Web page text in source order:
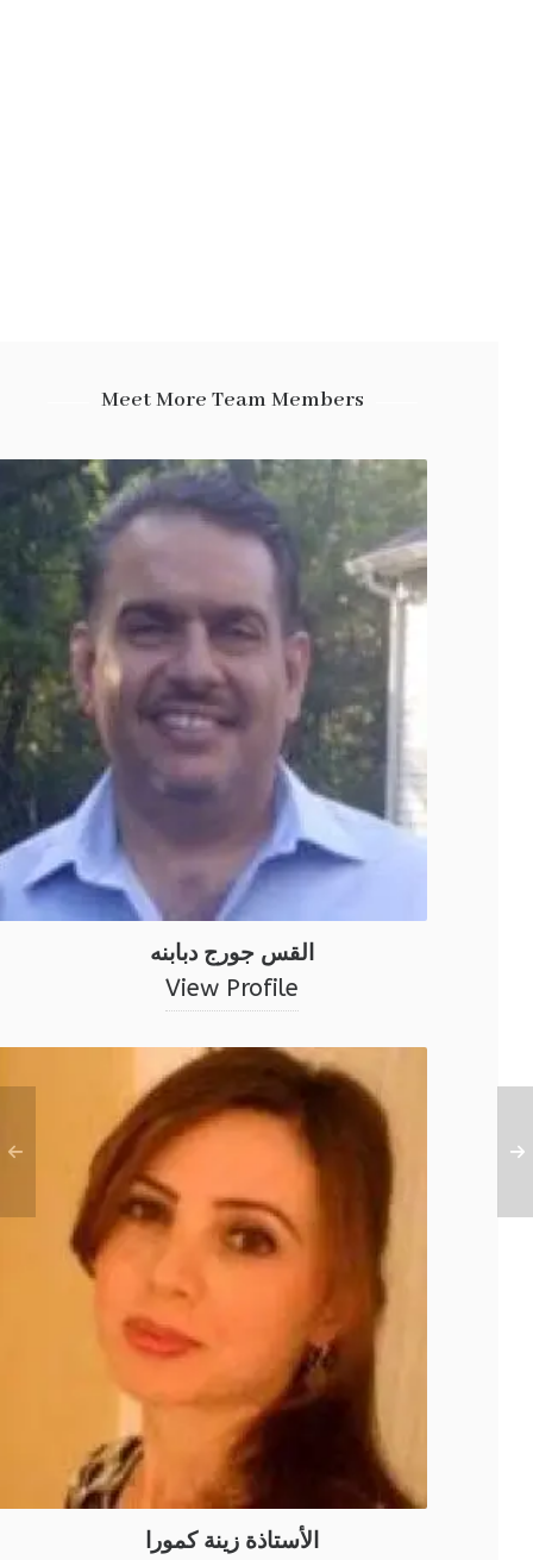
Meet More Team Members
القس جورج دبابنه
View Profile
الأستاذة زينة كمورا